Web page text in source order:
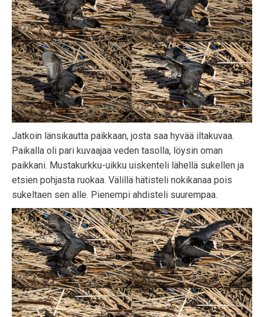
Jatkoin länsikautta paikkaan, josta saa hyvää iltakuvaa.
Paikalla oli pari kuvaajaa veden tasolla, löysin oman
paikkani. Mustakurkku-uikku uiskenteli lähellä sukellen ja
etsien pohjasta ruokaa. Välillä hätisteli nokikanaa pois
sukeltaen sen alle. Pienempi ahdisteli suurempaa.